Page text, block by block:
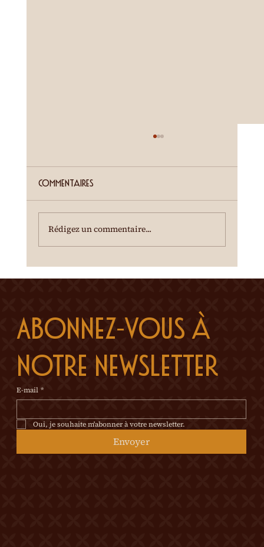
Abonnez-vous à
notre newsletter
E-mail *
Oui, je souhaite m'abonner à votre newsletter.
Envoyer
Cour de la Ferme du Château Mercier
Entrée gratuite Restauration dès 19h00
Commentaires
Rédigez un commentaire...